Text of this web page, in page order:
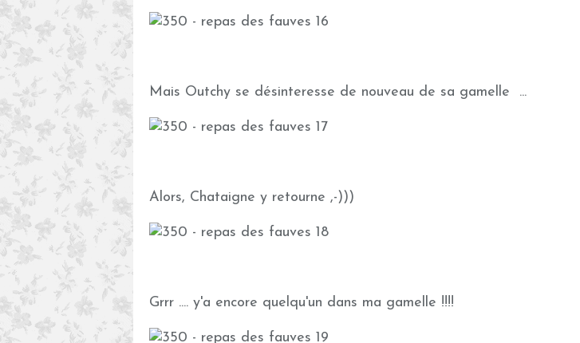
Mais Outchy se désinteresse de nouveau de sa gamelle ...
Alors, Chataigne y retourne ,-)))
Grrr .... y'a encore quelqu'un dans ma gamelle !!!!